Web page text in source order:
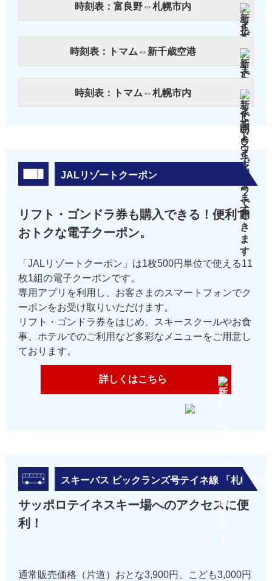
時刻表：富良野⇔札幌市内
時刻表：トマム⇔新千歳空港
時刻表：トマム⇔札幌市内
JALリゾートクーポン
リフト・ゴンドラ券も購入できる！便利で
おトクな電子クーポン。
「JALリゾートクーポン」は1枚500円単位で使える11
枚1組の電子クーポンです。
専用アプリを利用し、お客さまのスマートフォンでク
ーポンをお受け取りいただけます。
リフト・ゴンドラ券をはじめ、スキースクールやお食
事、ホテルでのご利用など多彩なメニューをご用意し
ております。
詳しくはこちら
スキーバス ビックランズ号テイネ線 「札幌市
サッポロテイネスキー場へのアクセスに便
利！
通常販売価格（片道）おとな3,900円、こども3,000円